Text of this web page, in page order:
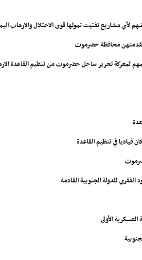
مشاريع تفتيت تمولها قوى الاحتلال والارهاب
مقدمتهن محافظة حضرموت
لمعركة تحرير ساحل حضرموت من تنظيم القاعدة
في تنظيم القاعدة
للدولة الجنوبية القادمة
الأولى